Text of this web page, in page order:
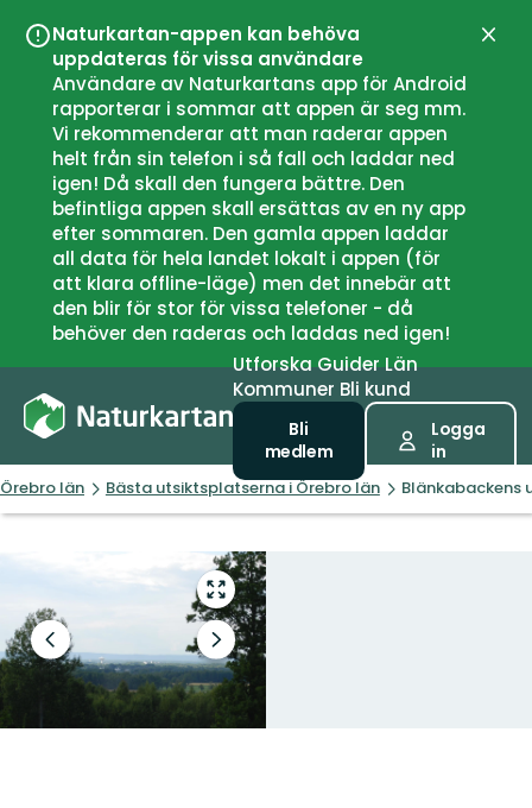
Naturkartan-appen kan behöva
uppdateras för vissa användare
Användare av Naturkartans app för Android
rapporterar i sommar att appen är seg mm.
Vi rekommenderar att man raderar appen
helt från sin telefon i så fall och laddar ned
igen! Då skall den fungera bättre. Den
befintliga appen skall ersättas av en ny app
efter sommaren. Den gamla appen laddar
all data för hela landet lokalt i appen (för
att klara offline-läge) men det innebär att
den blir för stor för vissa telefoner - då
behöver den raderas och laddas ned igen!
UtforskaGuiderLän
Kommuner Bli kund
Bli
medlem
Logga
in
Örebro län Bästa utsiktsplatserna i Örebro län Blänkabackens
Gå
till
helskärmsläge
Föregående
bild
Nästa
bildspel